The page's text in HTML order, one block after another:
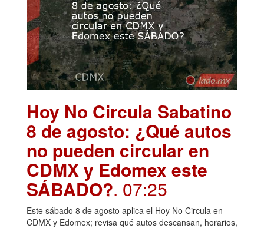
Hoy No Circula Sabatino
8 de agosto: ¿Qué autos
no pueden circular en
CDMX y Edomex este
SÁBADO?. 07:25
Este sábado 8 de agosto aplica el Hoy No Circula en
CDMX y Edomex; revisa qué autos descansan, horarios,